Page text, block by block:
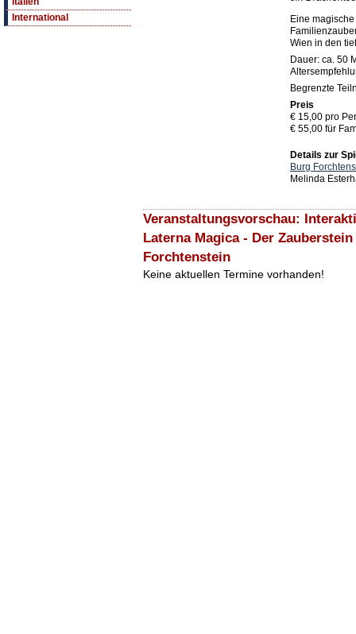
International
Eine
Wien in den
Dauer: ca. 50
Begrenzte
Preis
€ 15,00 pro
€ 55,00 für
Details zur
Burg
Melinda
Veranstaltungsvorschau:
Laterna Magica - Der
Forchtenstein
Keine aktuellen Termine vorhanden!